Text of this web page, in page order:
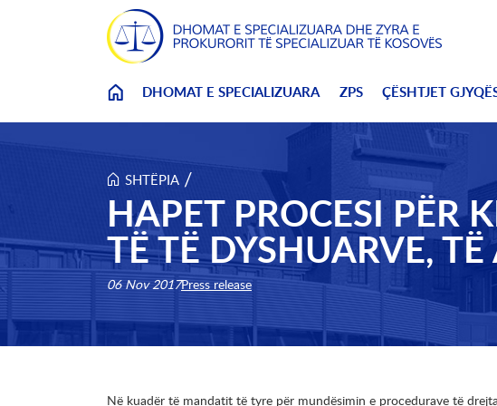
Skip to main content
DHOMAT E SPECIALIZUARA ZPS ÇËSHTJET
SHTËPIA /
HAPET PROCESI PËR
TË TË DYSHUARVE,
06 Nov 2017Press release
Në kuadër të mandatit të tyre për mundësimin e procedurave të